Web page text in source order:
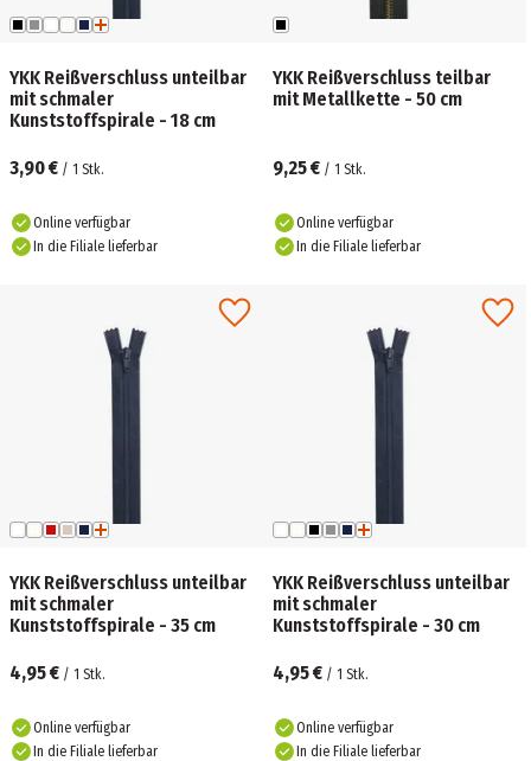
YKK Reißverschluss unteilbar
mit schmaler
Kunststoffspirale - 18 cm
3,90 € / 1 Stk.
Online verfügbar
In die Filiale lieferbar
YKK Reißverschluss teilbar
mit Metallkette - 50 cm
9,25 € / 1 Stk.
Online verfügbar
In die Filiale lieferbar
YKK Reißverschluss unteilbar
mit schmaler
Kunststoffspirale - 35 cm
4,95 € / 1 Stk.
Online verfügbar
In die Filiale lieferbar
YKK Reißverschluss unteilbar
mit schmaler
Kunststoffspirale - 30 cm
4,95 € / 1 Stk.
Online verfügbar
In die Filiale lieferbar